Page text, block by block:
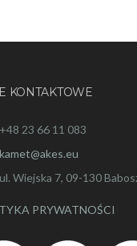
KONTAKTOWE
+48 23 66 11 083
kamet@akes.eu
ul. Wiejska 7, 09-130
PRYWATNOŚCI